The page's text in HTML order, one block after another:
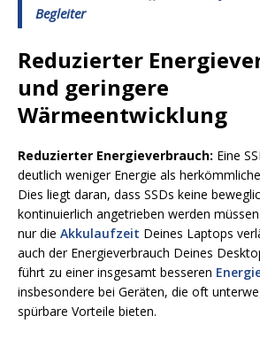
Begleiter
Reduzierter
und geringere
Wärmeentwicklung
Reduzierter Energieverbrauch: Eine
deutlich weniger Energie als
Dies liegt daran, dass SSDs keine
kontinuierlich angetrieben werden
nur die Akkulaufzeit Deines Laptops
auch der Energieverbrauch Deines
führt zu einer insgesamt besseren
insbesondere bei Geräten, die oft
spürbare Vorteile bieten.